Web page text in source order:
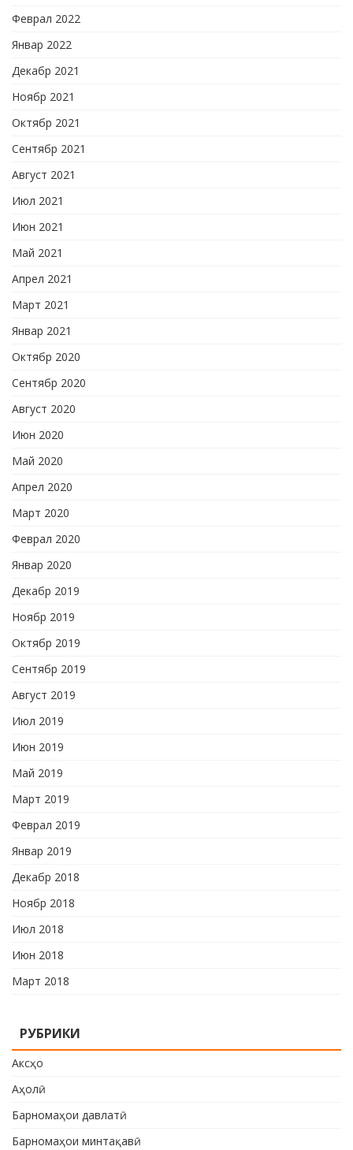
Феврал 2022
Январ 2022
Декабр 2021
Ноябр 2021
Октябр 2021
Сентябр 2021
Август 2021
Июл 2021
Июн 2021
Май 2021
Апрел 2021
Март 2021
Январ 2021
Октябр 2020
Сентябр 2020
Август 2020
Июн 2020
Май 2020
Апрел 2020
Март 2020
Феврал 2020
Январ 2020
Декабр 2019
Ноябр 2019
Октябр 2019
Сентябр 2019
Август 2019
Июл 2019
Июн 2019
Май 2019
Март 2019
Феврал 2019
Январ 2019
Декабр 2018
Ноябр 2018
Июл 2018
Июн 2018
Март 2018
РУБРИКИ
Аксҳо
Аҳолӣ
Барномаҳои давлатӣ
Барномаҳои минтақавӣ